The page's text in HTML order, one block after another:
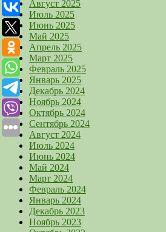
Август 2025
Июль 2025
Июнь 2025
Май 2025
Апрель 2025
Март 2025
Февраль 2025
Январь 2025
Декабрь 2024
Ноябрь 2024
Октябрь 2024
Сентябрь 2024
Август 2024
Июль 2024
Июнь 2024
Май 2024
Март 2024
Февраль 2024
Январь 2024
Декабрь 2023
Ноябрь 2023